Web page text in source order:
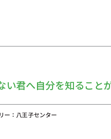
い君へ自分を知ること
ー：八王子センター